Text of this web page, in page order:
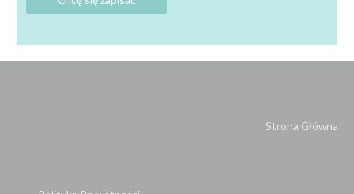
Strona Główna